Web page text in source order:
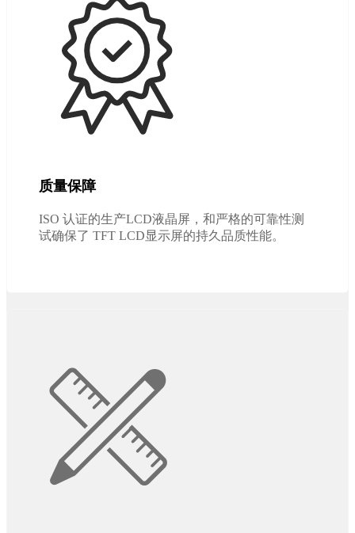
质量保障
ISO 认证的生产LCD液晶屏，和严格的可靠性测
试确保了 TFT LCD显示屏的持久品质性能。